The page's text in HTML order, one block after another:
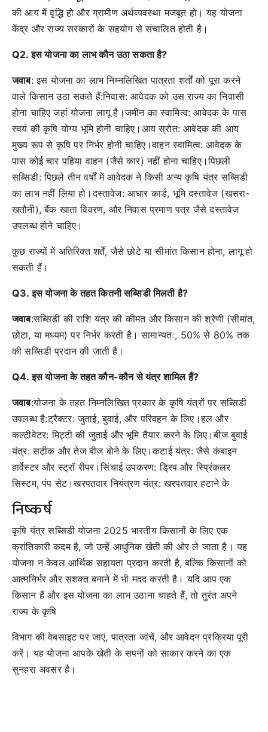
की आय में वृद्धि हो और ग्रामीण अर्थव्यवस्था मजबूत हो। यह योजना
केंद्र और राज्य सरकारों के सहयोग से संचालित होती है।
Q2. इस योजना का लाभ कौन उठा सकता है?
जवाब: इस योजना का लाभ निम्नलिखित पात्रता शर्तों को पूरा करने
वाले किसान उठा सकते हैं:निवास: आवेदक को उस राज्य का निवासी
होना चाहिए जहां योजना लागू है।जमीन का स्वामित्व: आवेदक के पास
स्वयं की कृषि योग्य भूमि होनी चाहिए।आय स्रोत: आवेदक की आय
मुख्य रूप से कृषि पर निर्भर होनी चाहिए।वाहन स्वामित्व: आवेदक के
पास कोई चार पहिया वाहन (जैसे कार) नहीं होना चाहिए।पिछली
सब्सिडी: पिछले तीन वर्षों में आवेदक ने किसी अन्य कृषि यंत्र सब्सिडी
का लाभ नहीं लिया हो।दस्तावेज: आधार कार्ड, भूमि दस्तावेज (खसरा-
खतौनी), बैंक खाता विवरण, और निवास प्रमाण पत्र जैसे दस्तावेज
उपलब्ध होने चाहिए।
कुछ राज्यों में अतिरिक्त शर्तें, जैसे छोटे या सीमांत किसान होना, लागू हो
सकती हैं।
Q3. इस योजना के तहत कितनी सब्सिडी मिलती है?
जवाब:सब्सिडी की राशि यंत्र की कीमत और किसान की श्रेणी (सीमांत,
छोटा, या मध्यम) पर निर्भर करती है। सामान्यतः, 50% से 80% तक
की सब्सिडी प्रदान की जाती है।
Q4. इस योजना के तहत कौन-कौन से यंत्र शामिल हैं?
जवाब:योजना के तहत निम्नलिखित प्रकार के कृषि यंत्रों पर सब्सिडी
उपलब्ध है:ट्रैक्टर: जुताई, बुवाई, और परिवहन के लिए।हल और
कल्टीवेटर: मिट्टी की जुताई और भूमि तैयार करने के लिए।बीज बुवाई
यंत्र: सटीक और तेज बीज बोने के लिए।कटाई यंत्र: जैसे कंबाइन
हार्वेस्टर और स्ट्रॉ रीपर।सिंचाई उपकरण: ड्रिप और स्प्रिंकलर
सिस्टम, पंप सेट।खरपतवार नियंत्रण यंत्र: खरपतवार हटाने के
निष्कर्ष
कृषि यंत्र सब्सिडी योजना 2025 भारतीय किसानों के लिए एक
क्रांतिकारी कदम है, जो उन्हें आधुनिक खेती की ओर ले जाता है। यह
योजना न केवल आर्थिक सहायता प्रदान करती है, बल्कि किसानों को
आत्मनिर्भर और सशक्त बनाने में भी मदद करती है। यदि आप एक
किसान हैं और इस योजना का लाभ उठाना चाहते हैं, तो तुरंत अपने
राज्य के कृषि
विभाग की वेबसाइट पर जाएं, पात्रता जांचें, और आवेदन प्रक्रिया पूरी
करें। यह योजना आपके खेती के सपनों को साकार करने का एक
सुनहरा अवसर है।